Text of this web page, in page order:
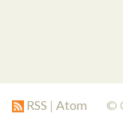
RSS | Atom ©